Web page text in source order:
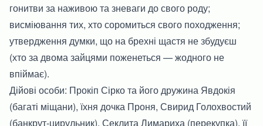
гонитви за наживою та зневаги до свого роду;
висміювання тих, хто соромиться свого походження;
утвердження думки, що на брехні щастя не збудуєш
(хто за двома зайцями поженеться — жодного не
впіймає).
Дійові особи: Прокіп Сірко та його дружина Явдокія
(багаті міщани), їхня дочка Проня, Свирид Голохвостий
(банкрут-цирульник), Секлита Лимариха (перекупка), її